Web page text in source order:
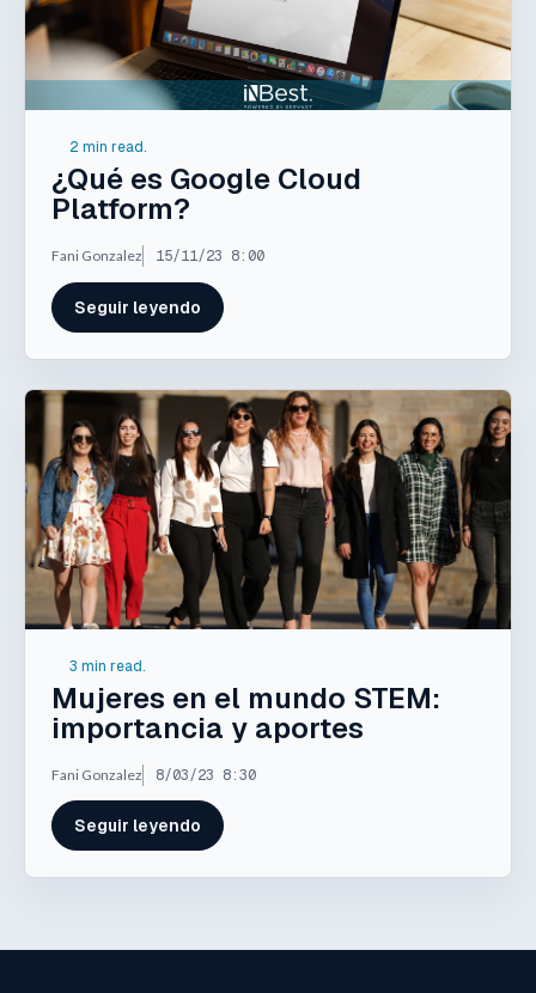
2 min read.
¿Qué es Google Cloud
Platform?
Fani Gonzalez 15/11/23 8:00
Seguir leyendo
3 min read.
Mujeres en el mundo STEM:
importancia y aportes
Fani Gonzalez 8/03/23 8:30
Seguir leyendo